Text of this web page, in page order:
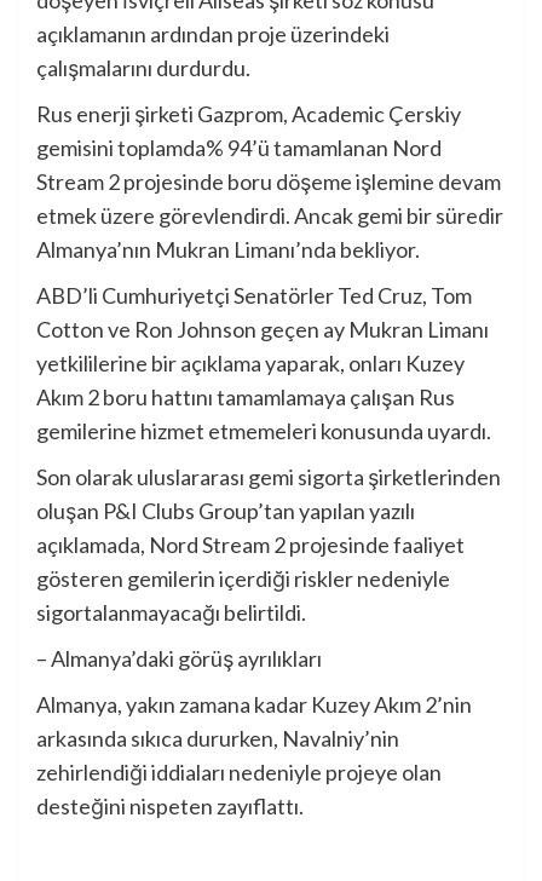
açıklamanın ardından proje üzerindeki
çalışmalarını durdurdu.
Rus enerji şirketi Gazprom, Academic Çerskiy
gemisini toplamda% 94’ü tamamlanan Nord
Stream 2 projesinde boru döşeme işlemine devam
etmek üzere görevlendirdi. Ancak gemi bir süredir
Almanya’nın Mukran Limanı’nda bekliyor.
ABD’li Cumhuriyetçi Senatörler Ted Cruz, Tom
Cotton ve Ron Johnson geçen ay Mukran Limanı
yetkililerine bir açıklama yaparak, onları Kuzey
Akım 2 boru hattını tamamlamaya çalışan Rus
gemilerine hizmet etmemeleri konusunda uyardı.
Son olarak uluslararası gemi sigorta şirketlerinden
oluşan P&I Clubs Group’tan yapılan yazılı
açıklamada, Nord Stream 2 projesinde faaliyet
gösteren gemilerin içerdiği riskler nedeniyle
sigortalanmayacağı belirtildi.
– Almanya’daki görüş ayrılıkları
Almanya, yakın zamana kadar Kuzey Akım 2’nin
arkasında sıkıca dururken, Navalniy’nin
zehirlendiği iddiaları nedeniyle projeye olan
desteğini nispeten zayıflattı.